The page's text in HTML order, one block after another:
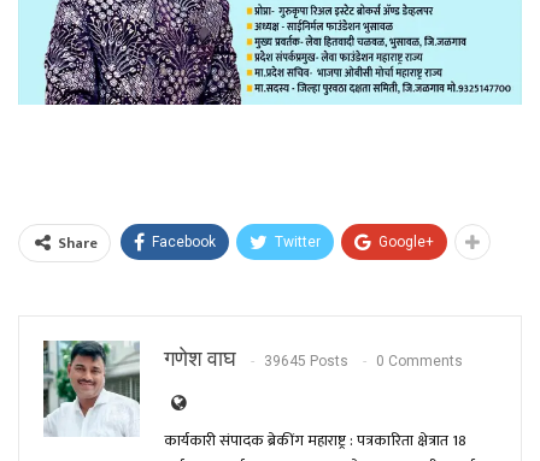
Share Facebook Twitter Google+
गणेश वाघ 39645 Posts 0 Comments
कार्यकारी संपादक ब्रेकींग महाराष्ट्र : पत्रकारिता क्षेत्रात 18